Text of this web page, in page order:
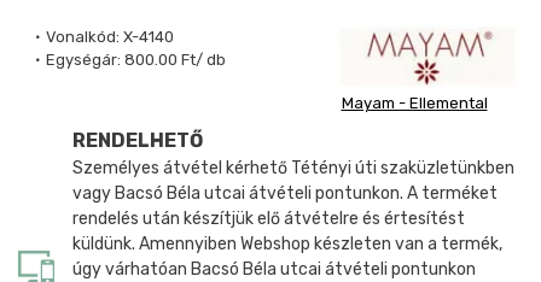
Vonalkód: X-4140
Egységár: 800.00 Ft/ db
Mayam - Ellemental
RENDELHETŐ
Személyes átvétel kérhető Tétényi úti szaküzletünkben
vagy Bacsó Béla utcai átvételi pontunkon. A terméket
rendelés után készítjük elő átvételre és értesítést
küldünk. Amennyiben Webshop készleten van a termék,
úgy várhatóan Bacsó Béla utcai átvételi pontunkon